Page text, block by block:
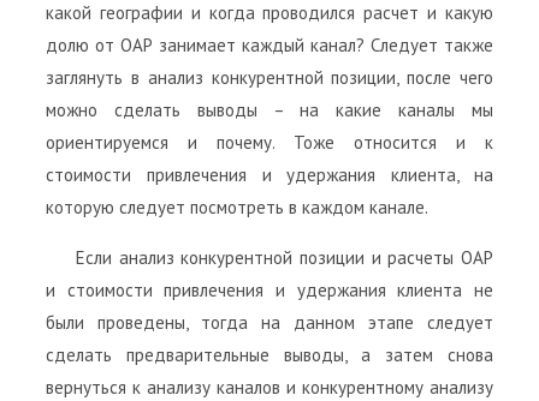
какой географии и когда проводился расчет и какую
долю от ОАР занимает каждый канал? Следует также
заглянуть в анализ конкурентной позиции, после чего
можно сделать выводы – на какие каналы мы
ориентируемся и почему. Тоже относится и к
стоимости привлечения и удержания клиента, на
которую следует посмотреть в каждом канале.
Если анализ конкурентной позиции и расчеты ОАР
и стоимости привлечения и удержания клиента не
были проведены, тогда на данном этапе следует
сделать предварительные выводы, а затем снова
вернуться к анализу каналов и конкурентному анализу